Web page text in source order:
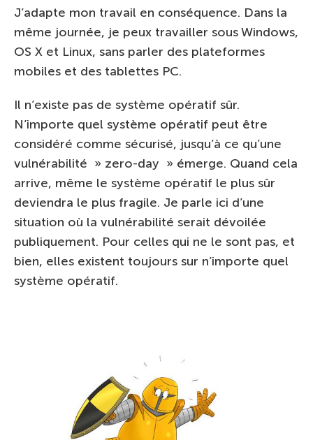
J’adapte mon travail en conséquence. Dans la
même journée, je peux travailler sous Windows,
OS X et Linux, sans parler des plateformes
mobiles et des tablettes PC.
Il n’existe pas de système opératif sûr.
N’importe quel système opératif peut être
considéré comme sécurisé, jusqu’à ce qu’une
vulnérabilité » zero-day » émerge. Quand cela
arrive, même le système opératif le plus sûr
deviendra le plus fragile. Je parle ici d’une
situation où la vulnérabilité serait dévoilée
publiquement. Pour celles qui ne le sont pas, et
bien, elles existent toujours sur n’importe quel
système opératif.